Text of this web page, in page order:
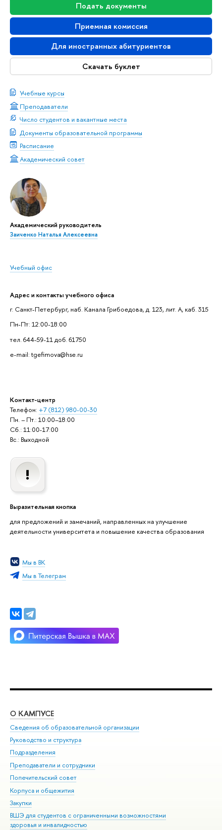
Подать документы
Приемная комиссия
Для иностранных абитуриентов
Скачать буклет
Учебные курсы
Преподаватели
Число студентов и вакантные места
Документы образовательной программы
Расписание
Академический совет
Академический руководитель
Заиченко Наталья Алексеевна
Учебный офис
Адрес и контакты учебного офиса
г. Санкт-Петербург, наб. Канала Грибоедова, д. 123, лит. А, каб. 315
Пн-Пт: 12:00-18:00
тел. 644-59-11 доб. 61750
e-mail: tgefimova@hse.ru
Контакт-центр
Телефон: +7 (812) 980-00-30
Пн. – Пт.: 10:00–18:00
Сб.: 11:00-17:00
Вс.: Выходной
Выразительная кнопка
для предложений и замечаний, направленных на улучшение
деятельности университета и повышение качества образования
Мы в ВК
Мы в Телеграм
О КАМПУСЕ
Сведения об образовательной организации
Руководство и структура
Подразделения
Преподаватели и сотрудники
Попечительский совет
Корпуса и общежития
Закупки
ВШЭ для студентов с ограниченными возможностями
здоровья и инвалидностью